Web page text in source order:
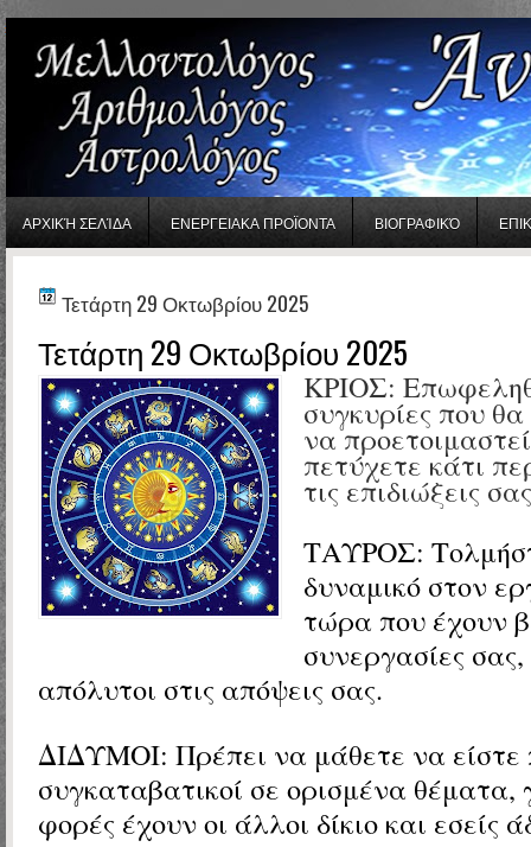
ΑΡΧΙΚΉ ΣΕΛΊΔΑ ΕΝΕΡΓΕΙΑΚΑ ΠΡΟΪΟΝΤΑ ΒΙΟΓΡΑΦΙΚΌ
Τετάρτη 29 Οκτωβρίου 2025
Τετάρτη 29 Οκτωβρίου 2025
ΚΡΙΟΣ:
συγκυρίες που
να
πετύχετε κάτι
τις επιδιώξεις
ΤΑΥΡΟΣ:
δυναμικό στον
τώρα που έχουν
συνεργασίες
απόλυτοι στις απόψεις σας.
ΔΙΔΥΜΟΙ: Πρέπει να μάθετε να είστε
συγκαταβατικοί σε ορισμένα θέματα,
φορές έχουν οι άλλοι δίκιο και εσείς